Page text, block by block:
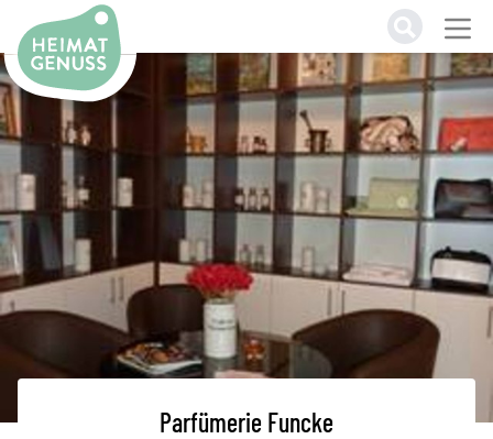
Heimatgenuss Logo
Parfümerie Funcke